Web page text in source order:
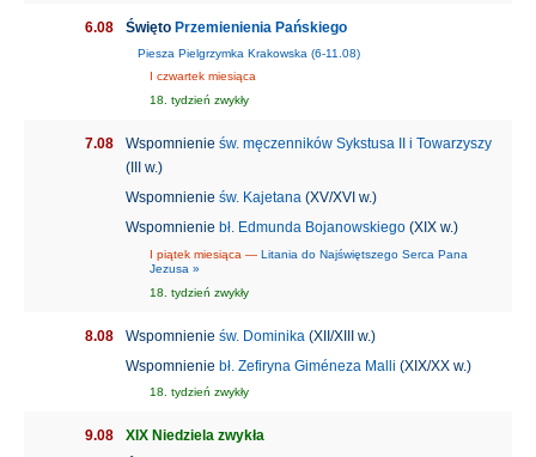
6.08 Święto Przemienienia Pańskiego
Piesza Pielgrzymka Krakowska (6-11.08)
I czwartek miesiąca
18. tydzień zwykły
7.08 Wspomnienie św. męczenników Sykstusa II i Towarzyszy
(III w.)
Wspomnienie św. Kajetana (XV/XVI w.)
Wspomnienie bł. Edmunda Bojanowskiego (XIX w.)
I piątek miesiąca — Litania do Najświętszego Serca Pana
Jezusa »
18. tydzień zwykły
8.08 Wspomnienie św. Dominika (XII/XIII w.)
Wspomnienie bł. Zefiryna Giméneza Malli (XIX/XX w.)
18. tydzień zwykły
9.08
XIX Niedziela zwykła